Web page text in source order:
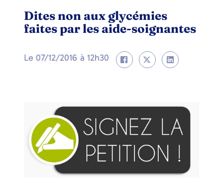
Dites non aux glycémies
faites par les aide-soignantes
Le 07/12/2016 à 12h30